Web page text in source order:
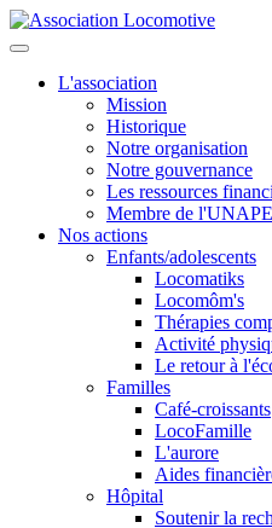
L'association
Mission
Historique
Notre organisation
Notre gouvernance
Les ressources
Membre de
Nos actions
Enfants/adolescents
Locomatiks
Locomôm's
Thérapies
Activité
Le retour à
Familles
Café-croissants
LocoFamille
L'aurore
Aides
Hôpital
Soutenir la